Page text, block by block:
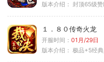
版本介绍： 封顶65级
１．８０传奇火龙
开服时间： 01月/29日
版本介绍： 极品+5经